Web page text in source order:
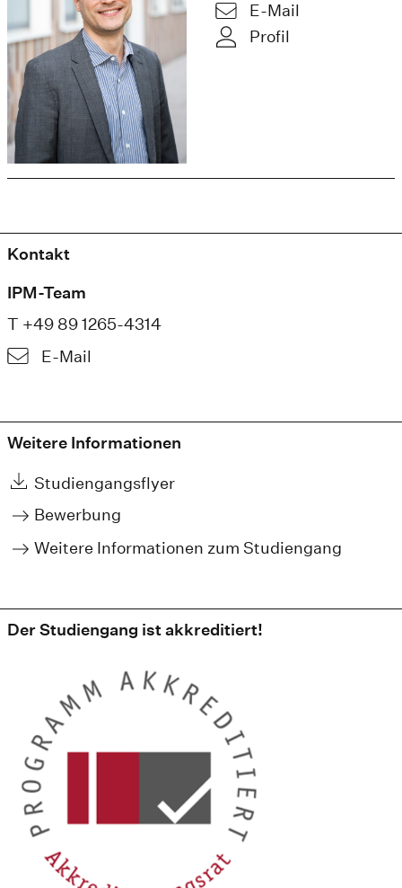
E-Mail
Profil
Kontakt
IPM-Team
T +49 89 1265-4314
E-Mail
Weitere Informationen
Studiengangsflyer
Bewerbung
Weitere Informationen zum Studiengang
Der Studiengang ist akkreditiert!